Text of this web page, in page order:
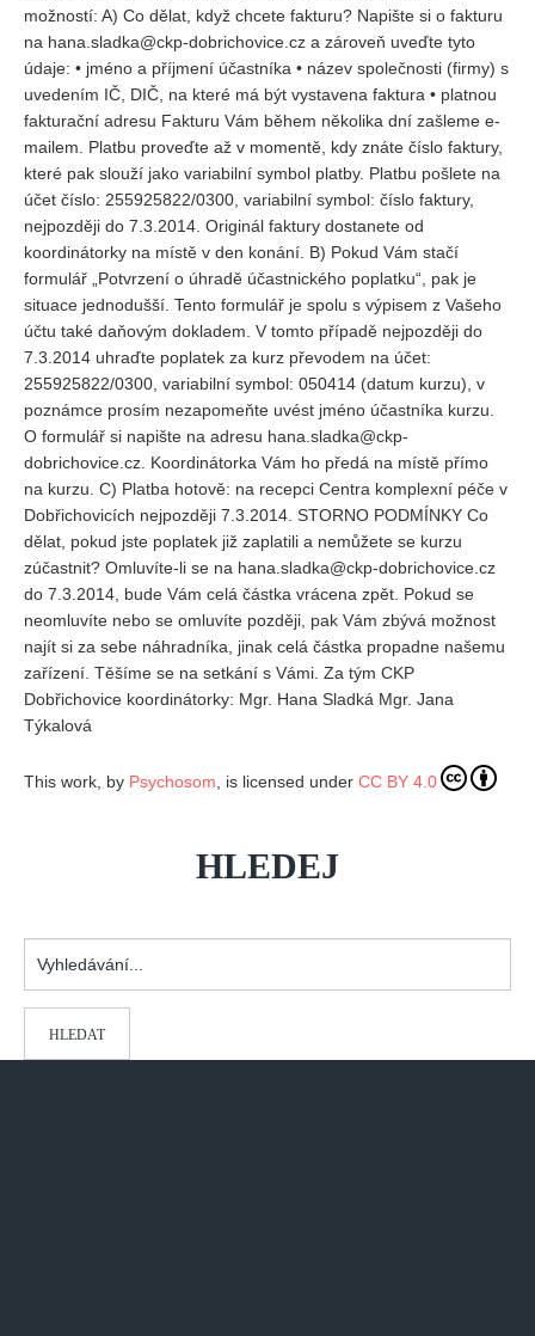
možností: A) Co dělat, když chcete fakturu? Napište si o fakturu
na hana.sladka@ckp-dobrichovice.cz a zároveň uveďte tyto
údaje: • jméno a příjmení účastníka • název společnosti (firmy) s
uvedením IČ, DIČ, na které má být vystavena faktura • platnou
fakturační adresu Fakturu Vám během několika dní zašleme e-
mailem. Platbu proveďte až v momentě, kdy znáte číslo faktury,
které pak slouží jako variabilní symbol platby. Platbu pošlete na
účet číslo: 255925822/0300, variabilní symbol: číslo faktury,
nejpozději do 7.3.2014. Originál faktury dostanete od
koordinátorky na místě v den konání. B) Pokud Vám stačí
formulář „Potvrzení o úhradě účastnického poplatku“, pak je
situace jednodušší. Tento formulář je spolu s výpisem z Vašeho
účtu také daňovým dokladem. V tomto případě nejpozději do
7.3.2014 uhraďte poplatek za kurz převodem na účet:
255925822/0300, variabilní symbol: 050414 (datum kurzu), v
poznámce prosím nezapomeňte uvést jméno účastníka kurzu.
O formulář si napište na adresu hana.sladka@ckp-
dobrichovice.cz. Koordinátorka Vám ho předá na místě přímo
na kurzu. C) Platba hotově: na recepci Centra komplexní péče v
Dobřichovicích nejpozději 7.3.2014. STORNO PODMÍNKY Co
dělat, pokud jste poplatek již zaplatili a nemůžete se kurzu
zúčastnit? Omluvíte-li se na hana.sladka@ckp-dobrichovice.cz
do 7.3.2014, bude Vám celá částka vrácena zpět. Pokud se
neomluvíte nebo se omluvíte později, pak Vám zbývá možnost
najít si za sebe náhradníka, jinak celá částka propadne našemu
zařízení. Těšíme se na setkání s Vámi. Za tým CKP
Dobřichovice koordinátorky: Mgr. Hana Sladká Mgr. Jana
Týkalová
This work, by Psychosom , is licensed under CC BY 4.0
HLEDEJ
HLEDAT